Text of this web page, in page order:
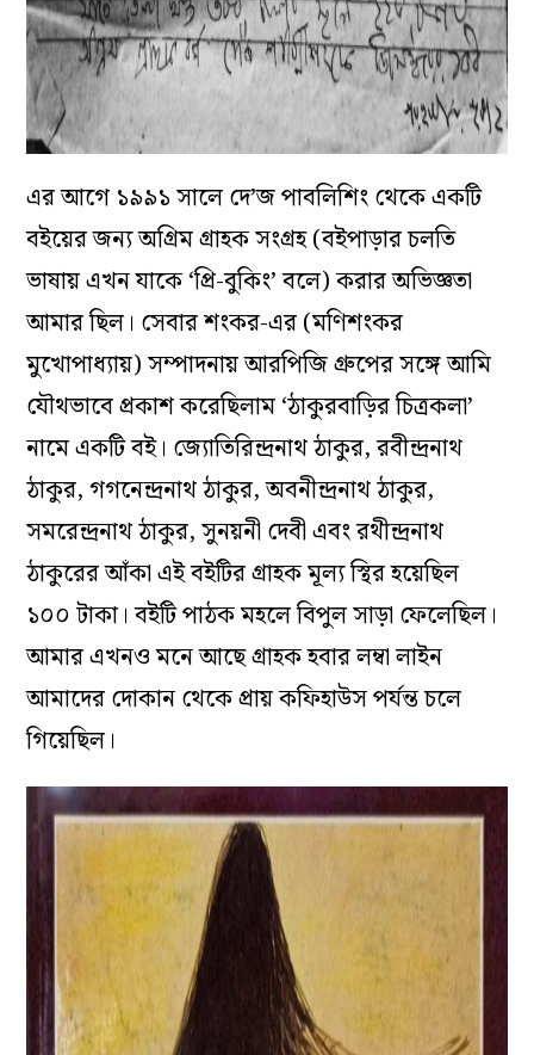
এর আগে ১৯৯১ সালে দে’জ পাবলিশিং থেকে একটি
বইয়ের জন্য অগ্রিম গ্রাহক সংগ্রহ (বইপাড়ার চলতি
ভাষায় এখন যাকে ‘প্রি-বুকিং’ বলে) করার অভিজ্ঞতা
আমার ছিল। সেবার শংকর-এর (মণিশংকর
মুখোপাধ্যায়) সম্পাদনায় আরপিজি গ্রুপের সঙ্গে আমি
যৌথভাবে প্রকাশ করেছিলাম ‘ঠাকুরবাড়ির চিত্রকলা’
নামে একটি বই। জ্যোতিরিন্দ্রনাথ ঠাকুর, রবীন্দ্রনাথ
ঠাকুর, গগনেন্দ্রনাথ ঠাকুর, অবনীন্দ্রনাথ ঠাকুর,
সমরেন্দ্রনাথ ঠাকুর, সুনয়নী দেবী এবং রথীন্দ্রনাথ
ঠাকুরের আঁকা এই বইটির গ্রাহক মূল্য স্থির হয়েছিল
১০০ টাকা। বইটি পাঠক মহলে বিপুল সাড়া ফেলেছিল।
আমার এখনও মনে আছে গ্রাহক হবার লম্বা লাইন
আমাদের দোকান থেকে প্রায় কফিহাউস পর্যন্ত চলে
গিয়েছিল।